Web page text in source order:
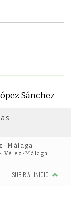
Sánchez
Málaga
Vélez-Málaga
SUBIR AL INICIO